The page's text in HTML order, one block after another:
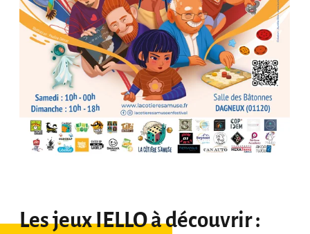
Les jeux IELLO à découvrir :